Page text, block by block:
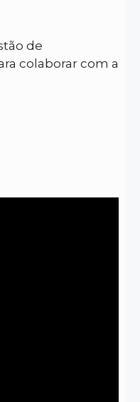
de
colaborar com a